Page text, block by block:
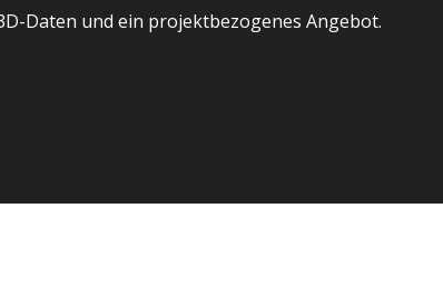
Daten und ein projektbezogenes Angebot.